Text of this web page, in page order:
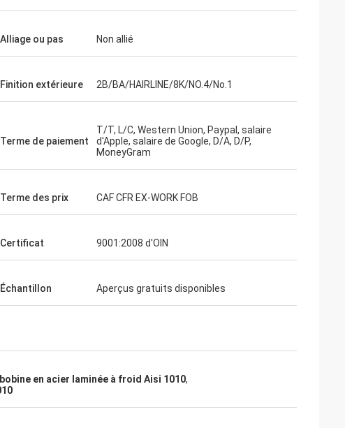
Alliage ou pas Non allié
Finition extérieure 2B/BA/HAIRLINE/8K/NO.4/No.1
Terme de paiement
T/T, L/C, Western Union, Paypal, salaire
d'Apple, salaire de Google, D/A, D/P,
MoneyGram
Terme des prix CAF CFR EX-WORK FOB
Certificat 9001:2008 d'OIN
Échantillon Aperçus gratuits disponibles
bobine en acier laminée à froid Aisi 1010,